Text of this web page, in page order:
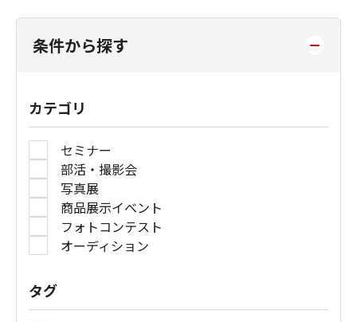
条件から探す
カテゴリ
セミナー
部活・撮影会
写真展
商品展示イベント
フォトコンテスト
オーディション
タグ